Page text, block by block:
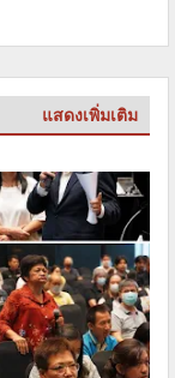
แสดงเพิ่มเติม